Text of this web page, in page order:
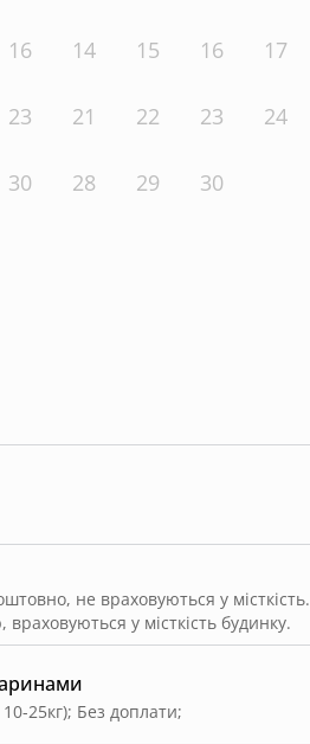
16
23
30
14 15 16 17
21 22 23 24
28 29 30
25кг); Без доплати;
не враховуються у місткість.
у місткість будинку.